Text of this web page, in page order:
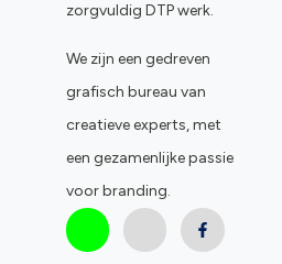
zorgvuldig DTP werk.
We zijn een gedreven
grafisch bureau van
creatieve experts, met
een gezamenlijke passie
voor branding.